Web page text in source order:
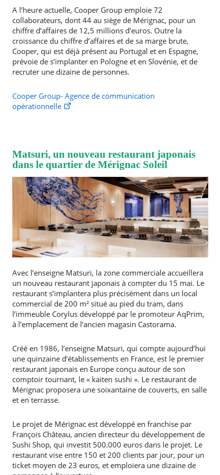
A l’heure actuelle, Cooper Group emploie 72
collaborateurs, dont 44 au siège de Mérignac, pour un
chiffre d’affaires de 12,5 millions d’euros. Outre la
croissance du chiffre d’affaires et de sa marge brute,
Cooper, qui est déjà présent au Portugal et en Espagne,
prévoie de s’implanter en Pologne et en Slovénie, et de
recruter une dizaine de personnes.
Cooper Group- Agence de communication
opérationnelle
Matsuri, un nouveau restaurant japonais
dans le quartier de Mérignac Soleil
Avec l’enseigne Matsuri, la zone commerciale accueillera
un nouveau restaurant japonais à compter du 15 mai. Le
restaurant s’implantera plus précisément dans un local
commercial de 200 m² situé au pied du tram, dans
l’immeuble Corylus développé par le promoteur AqPrim,
à l’emplacement de l’ancien magasin Castorama.
Créé en 1986, l’enseigne Matsuri, qui compte aujourd’hui
une quinzaine d’établissements en France, est le premier
restaurant japonais en Europe conçu autour de son
comptoir tournant, le « kaiten sushi ». Le restaurant de
Mérignac proposera une soixantaine de couverts, en salle
et en terrasse.
Le projet de Mérignac est développé en franchise par
François Château, ancien directeur du développement de
Sushi Shop, qui investit 500.000 euros dans le projet. Le
restaurant vise entre 150 et 200 clients par jour, pour un
ticket moyen de 23 euros, et emploiera une dizaine de